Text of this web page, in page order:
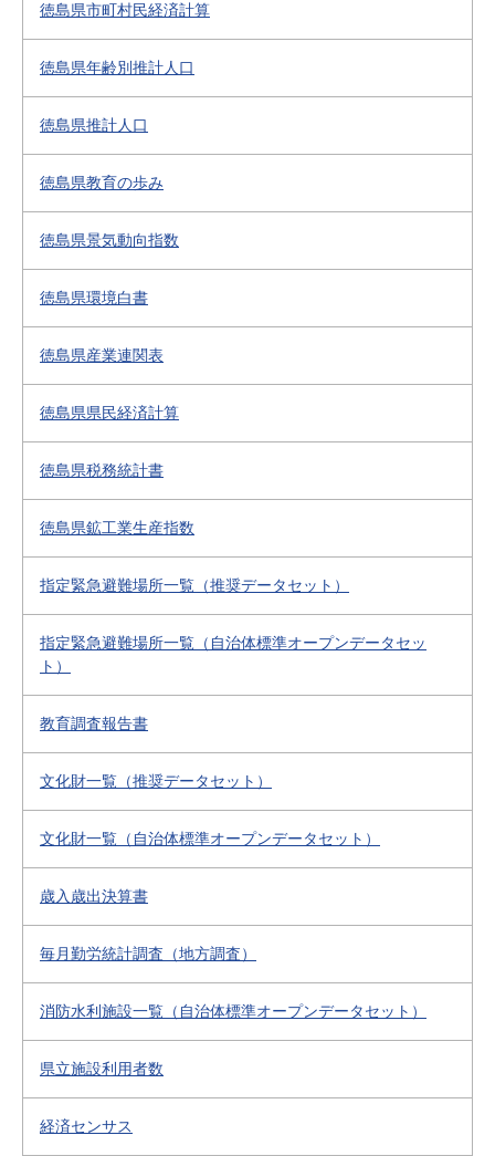
徳島県市町村民経済計算
徳島県年齢別推計人口
徳島県推計人口
徳島県教育の歩み
徳島県景気動向指数
徳島県環境白書
徳島県産業連関表
徳島県県民経済計算
徳島県税務統計書
徳島県鉱工業生産指数
指定緊急避難場所一覧（推奨データセット）
指定緊急避難場所一覧（自治体標準オープンデータセッ
ト）
教育調査報告書
文化財一覧（推奨データセット）
文化財一覧（自治体標準オープンデータセット）
歳入歳出決算書
毎月勤労統計調査（地方調査）
消防水利施設一覧（自治体標準オープンデータセット）
県立施設利用者数
経済センサス